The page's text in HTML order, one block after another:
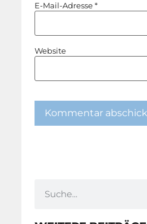
E-Mail-Adresse*
Website